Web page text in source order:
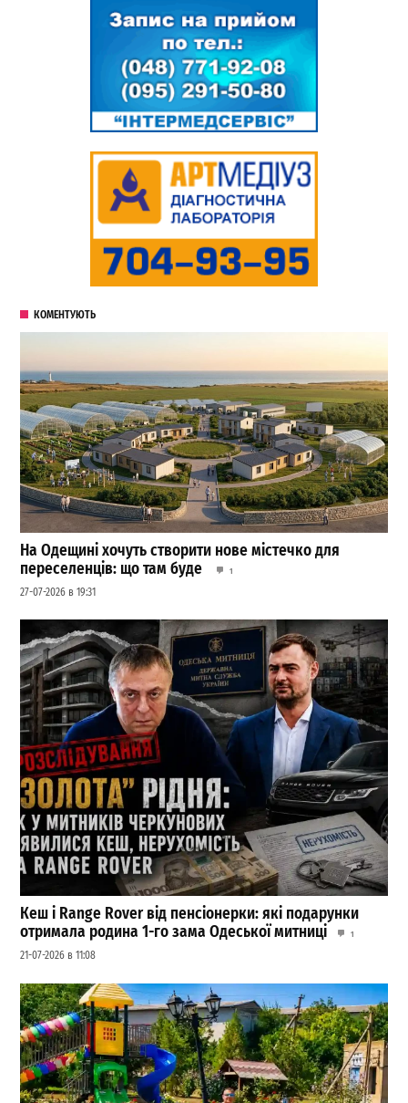
КОМЕНТУЮТЬ
На Одещині хочуть створити нове містечко для
переселенців: що там буде
1
27-07-2026 в 19:31
Кеш і Range Rover від пенсіонерки: які подарунки
отримала родина 1-го зама Одеської митниці
1
21-07-2026 в 11:08